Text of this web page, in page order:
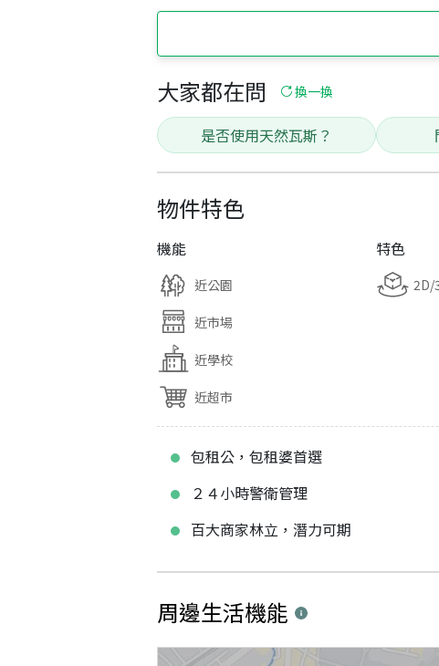
大家都在問 換一換
是否使用天然瓦斯？
物件特色
機能
近公園
近市場
近學校
近超市
特色
2D/
包租公，包租婆首選
２４小時警衛管理
百大商家林立，潛力可期
周邊生活機能